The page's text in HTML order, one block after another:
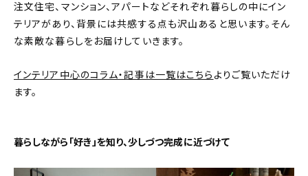
おすすめの記事
インテリア
注文住宅、マンション、アパートなどそれぞれ暮らしの中にイン
テリアがあり、背景には共感する点も沢山あると思います。そん
な素敵な暮らしをお届けしていきます。
インテリア中心のコラム・記事は一覧はこちら よりご覧いただけ
ます。
暮らしながら「好き」を知り、少しづつ完成に近づけて